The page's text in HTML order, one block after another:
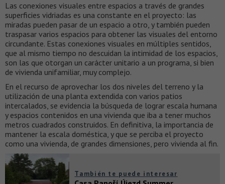
Las conexiones visuales entre espacios a través de grandes
superficies vidriadas es una constante en el proyecto: las
miradas pueden pasar de un espacio a otro, y también pueden
traspasar varios espacios para obtener las visuales del entorno
circundante. Estas conexiones visuales en múltiples sentidos,
que al mismo tiempo no descuidan la intimidad de los espacios,
son las que otorgan un carácter unitario a un programa, si bien
de vivienda unifamiliar, muy complejo.
En el recurso de aprovechar los dos niveles del terreno y la
utilización de una planta extendida con varios patios
intercalados, se evidencia la búsqueda de lograr escala humana
y espacios contenidos en una vivienda que iba a tener muchos
metros cuadrados construidos. En definitiva, la importancia de
mantener la escala doméstica, y que se perciba el proyecto
como una vivienda, de grandes dimensiones, pero vivienda al fin.
También te puede interesar